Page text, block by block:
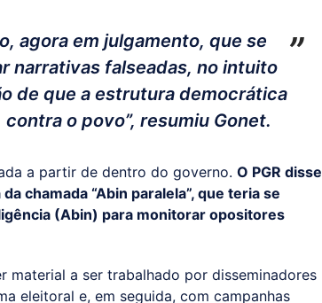
agora em julgamento, que se
narrativas falseadas, no intuito
de que a estrutura democrática
o povo”, resumiu Gonet.
a partir de dentro do governo. O PGR disse
chamada “Abin paralela”, que teria se
(Abin) para monitorar opositores
material a ser trabalhado por disseminadores
eleitoral e, em seguida, com campanhas